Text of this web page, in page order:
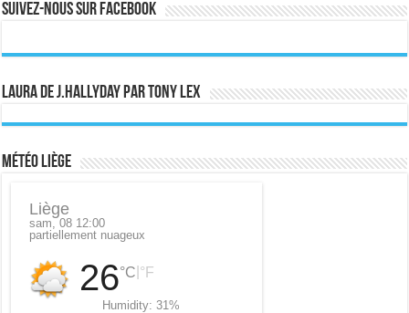
Suivez-nous sur Facebook
Laura de J.Hallyday par Tony Lex
Météo Liège
Liège
sam, 08 12:00
partiellement nuageux
26°C °F
Humidity:31%